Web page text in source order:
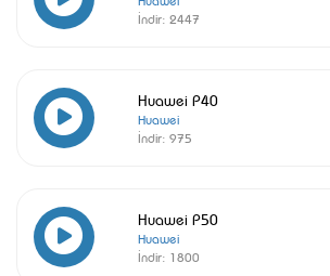
İndir: 2447
Huawei P40
Huawei
İndir: 975
Huawei P50
Huawei
İndir: 1800